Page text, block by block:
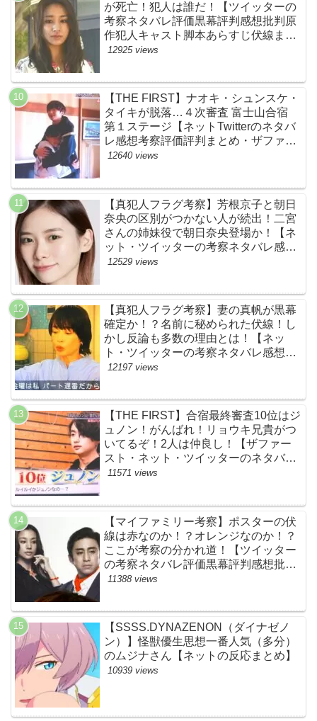
が死亡！犯人は誰だ！【ツイッターの
考察ネタバレ評価黒幕評判感想批判原
作犯人キャスト脚本あらすじ伏線まと
め】
12925 views
【THE FIRST】ナオキ・シュンスケ・
タイキが脱落…４次審査 富士山合宿
第１ステージ【ネットTwitterのネタバ
レ感想考察評価評判まとめ・ザファー
スト・スッキリ・BE:FIRST・ビーフ
12640 views
【真犯人フラグ考察】芳根京子と朝日
奈央の区別がつかない人が続出！二宮
さんの姉妹役で朝日奈央登場か！【ネ
ット・ツイッターの考察ネタバレ感想
評価評判あらすじ原作犯人キャスト黒
12529 views
【真犯人フラグ考察】妻の真帆が黒幕
確定か！？名前に秘められた伏線！し
かし反論も多数の理由とは！【ネッ
ト・ツイッターの考察ネタバレ感想評
価評判あらすじ原作犯人キャスト黒幕
12197 views
【THE FIRST】合宿最終審査10位はジ
ュノン！がんばれ！リョウキ兄貴がつ
いてるぞ！2人は仲良し！【ザファー
スト・ネット・ツイッターのネタバレ
考察まとめ感想評価評判・スッキリ・
11571 views
【マイファミリー考察】ポスターの伏
線は赤なのか！？オレンジなのか！？
ここが考察の分かれ道！【ツイッター
の考察ネタバレ評価黒幕評判感想批判
原作犯人キャスト脚本あらすじ伏線ま
11388 views
【SSSS.DYNAZENON（ダイナゼノ
ン）】怪獣優生思想一番人気（多分）
のムジナさん【ネットの反応まとめ】
10939 views